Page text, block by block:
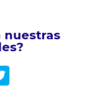
nuestras